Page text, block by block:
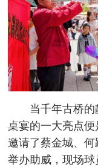
当千年古桥
桌宴的一大亮点
邀请了蔡金城、
举办助威，现场